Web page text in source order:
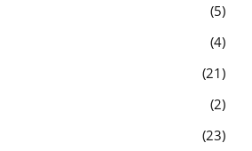
5
4
21
2
23